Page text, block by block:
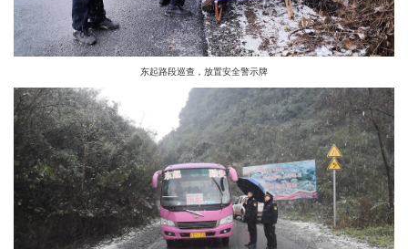
东起路段巡查，放置安全警示牌